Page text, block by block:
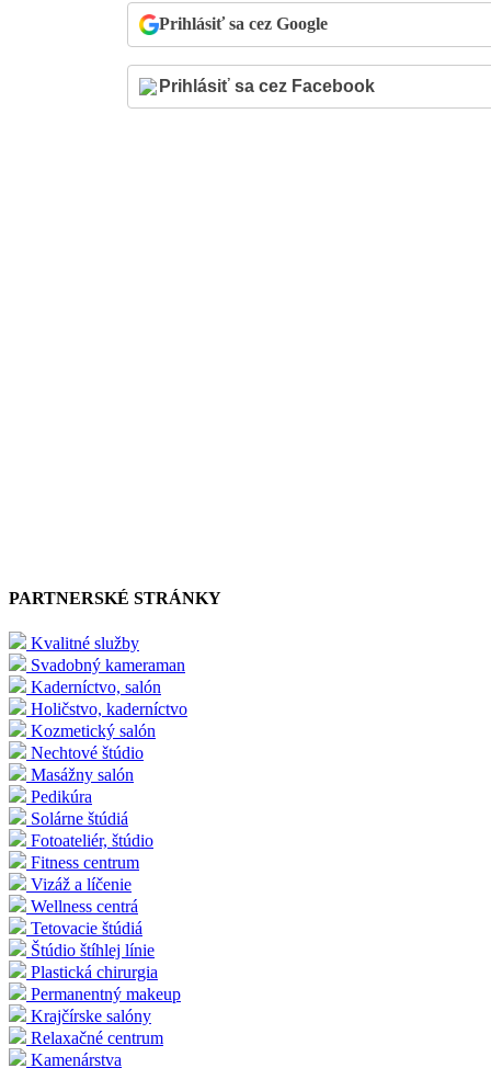
Prihlásiť sa cez Google
PARTNERSKÉ STRÁNKY
Kvalitné služby
Svadobný kameraman
Kaderníctvo, salón
Holičstvo, kaderníctvo
Kozmetický salón
Nechtové štúdio
Masážny salón
Pedikúra
Solárne štúdiá
Fotoateliér, štúdio
Fitness centrum
Vizáž a líčenie
Wellness centrá
Tetovacie štúdiá
Štúdio štíhlej línie
Plastická chirurgia
Permanentný makeup
Krajčírske salóny
Relaxačné centrum
Kamenárstva